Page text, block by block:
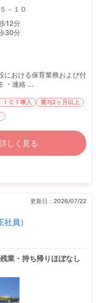
－１０
12分
30分
における保育業務および付
・連絡 ...
ＩＣＴ導入
賞与2ヶ月以上
しく見る
更新日： 2026/07/22
員）
業・持ち帰りほぼなし